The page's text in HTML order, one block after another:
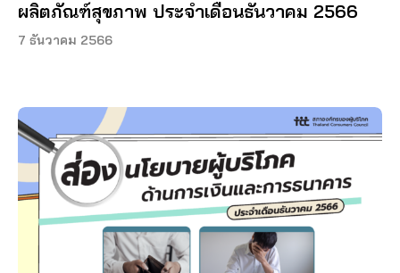
ผลิตภัณฑ์สุขภาพ ประจำเดือนธันวาคม 2566
7 ธันวาคม 2566